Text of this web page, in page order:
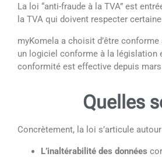
La loi “anti-fraude à la TVA” est
la TVA qui doivent respecter
myKomela a choisit d’être
un logiciel conforme à la législation
conformité est effective depuis mars
Quelles
Concrètement, la loi s’articule
L’inaltérabilité des données